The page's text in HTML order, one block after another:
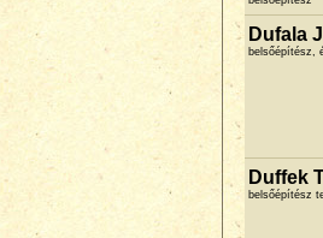
Dufala
belsőépítész,
Duffek
belsőépítész